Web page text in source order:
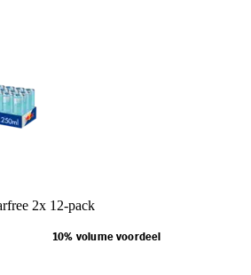
2x 12-pack
10% volume voordeel